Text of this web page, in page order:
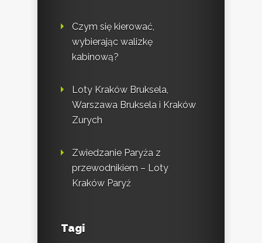
Czym się kierować,
wybierając walizkę
kabinową?
Loty Kraków Bruksela,
Warszawa Bruksela i Kraków
Zurych
Zwiedzanie Paryża z
przewodnikiem – Loty
Kraków Paryż
Tagi